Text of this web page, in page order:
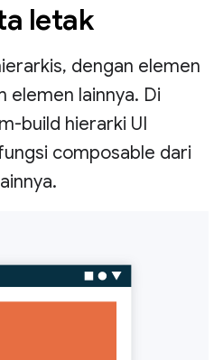
letak
dengan elemen
elemen lainnya. Di
build hierarki UI
composable dari